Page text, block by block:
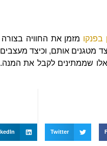
בפנקו מזמן את החוויה
מטגנים אותם, וכיצד
שממתינים לקבל את המנה.
Twitter